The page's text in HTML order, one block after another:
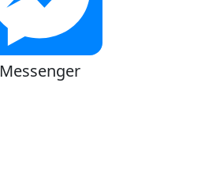
Messenger